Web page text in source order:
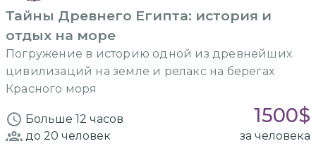
Тайны Древнего Египта: история и
отдых на море
Погружение в историю одной из древнейших
цивилизаций на земле и релакс на берегах
Красного моря
Больше 12 часов 1500$
до 20 человек за человека